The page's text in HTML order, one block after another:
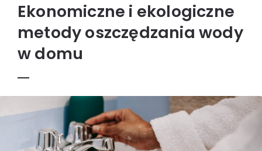
Ekonomiczne i ekologiczne
metody oszczędzania wody
w domu